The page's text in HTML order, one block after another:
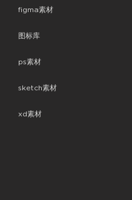
figma素材
图标库
ps素材
sketch素材
xd素材